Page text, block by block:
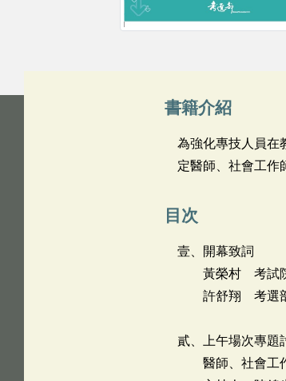
書籍介紹
為強化專技人員在
定醫師、社會工作
目次
壹、開幕致詞
黃榮村 考試院
許舒翔 考選部
貳、上午場次專題
醫師、社會工作